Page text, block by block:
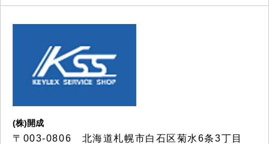
(株)開成
〒003-0806 北海道札幌市白石区菊水6条3丁目